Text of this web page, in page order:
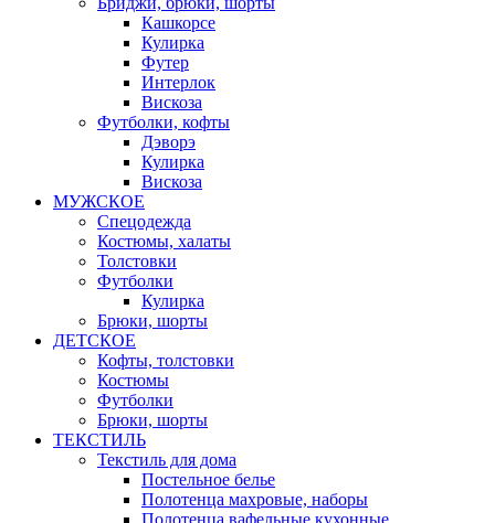
Кашкорсе
Кулирка
Футер
Интерлок
Вискоза
Футболки, кофты
Дэворэ
Кулирка
Вискоза
МУЖСКОЕ
Спецодежда
Костюмы, халаты
Толстовки
Футболки
Кулирка
Брюки, шорты
ДЕТСКОЕ
Кофты, толстовки
Костюмы
Футболки
Брюки, шорты
ТЕКСТИЛЬ
Текстиль для дома
Постельное белье
Полотенца махровые, наборы
Полотенца вафельные кухонные